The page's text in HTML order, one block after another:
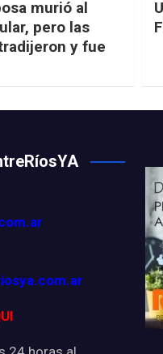
murió al
pero las
y fue